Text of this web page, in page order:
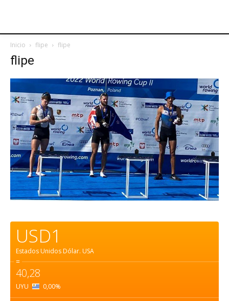
Inicio flipe flipe
flipe
USD1
Estados Unidos Dólar. USA
=
40,28
UYU 0,00%